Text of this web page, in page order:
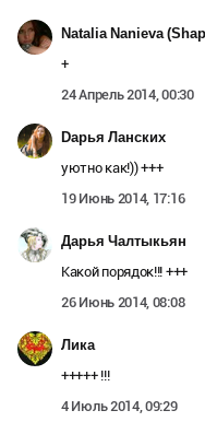
Natalia Nanieva
+
24 Апрель 2014, 00:30
Dарья Ланских
уютно как!)) +++
19 Июнь 2014, 17:16
Дарья Чалтыкьян
Какой порядок!!! +++
26 Июнь 2014, 08:08
Лика
+++++ !!!
4 Июль 2014, 09:29